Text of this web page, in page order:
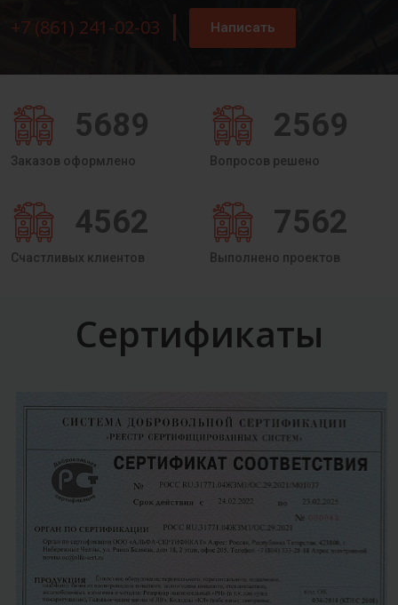
+7 (861) 241-02-03 Написать
5689
Заказов оформлено
2569
Вопросов решено
4562
Счастливых клиентов
7562
Выполнено проектов
Сертификаты